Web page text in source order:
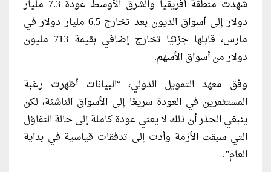
شهدت منطقة أفريقيا والشرق الأوسط عودة 7.3 مليار
دولار إلى أسواق الديون بعد تخارج 6.5 مليار دولار في
مارس، قابلها جزئيًا تخارج إضافي بقيمة 713 مليون
دولار من أسواق الأسهم.
وفق معهد التمويل الدولي، “البيانات أظهرت رغبة
المستثمرين في العودة سريعًا إلى الأسواق الناشئة، لكن
ينبغي الحذر أن ذلك لا يعني عودة كاملة إلى حالة التفاؤل
التي سبقت الأزمة وأدت إلى تدفقات قياسية في بداية
العام”.